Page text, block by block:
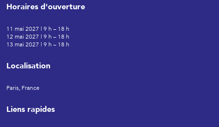
Horaires d'ouverture
11 mai 2027 | 9 h – 18 h
12 mai 2027 | 9 h – 18 h
13 mai 2027 | 9 h – 18 h
Localisation
Paris, France
Liens rapides